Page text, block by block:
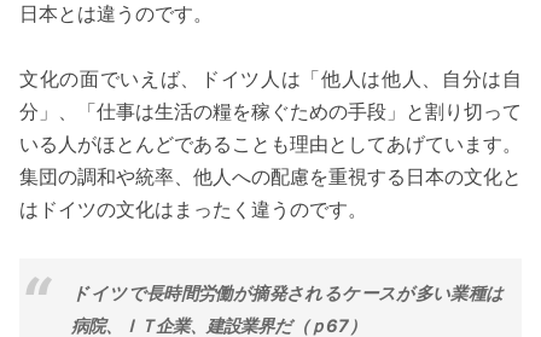
日本とは違うのです。
文化の面でいえば、ドイツ人は「他人は他人、自分は自
分」、「仕事は生活の糧を稼ぐための手段」と割り切って
いる人がほとんどであることも理由としてあげています。
集団の調和や統率、他人への配慮を重視する日本の文化と
はドイツの文化はまったく違うのです。
ドイツで長時間労働が摘発されるケースが多い業種は
病院、ＩＴ企業、建設業界だ（ｐ67）